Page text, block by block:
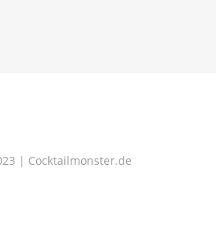
| Cocktailmonster.de